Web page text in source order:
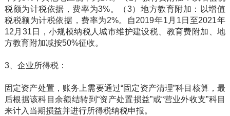
税额为计税依据，费率为3%。（3）地方教育附加：以增值
税税额为计税依据，费率为2%。自2019年1月1日至2021年
12月31日，小规模纳税人城市维护建设税、教育费附加、地
方教育附加减按50%征收。
3、企业所得税：
固定资产处置，账务上需要通过“固定资产清理”科目核算，最
后根据该科目余额结转到“资产处置损益”或“营业外收支”科目
来计入当期损益并进行所得税纳税申报。